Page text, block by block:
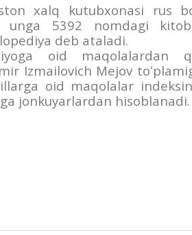
xalq kutubxonasi rus
unga 5392 nomdagi
deb ataladi.
oid maqolalardan
Izmailovich Mejov
oid maqolalar
jonkuyarlardan hisoblanadi.